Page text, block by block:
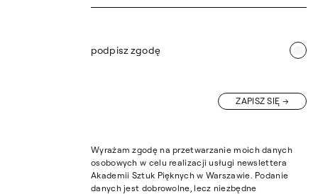
podpisz zgodę
ZAPISZ SIĘ
Wyrażam zgodę na przetwarzanie moich danych
osobowych w celu realizacji usługi newslettera
Akademii Sztuk Pięknych w Warszawie. Podanie
danych jest dobrowolne, lecz niezbędne